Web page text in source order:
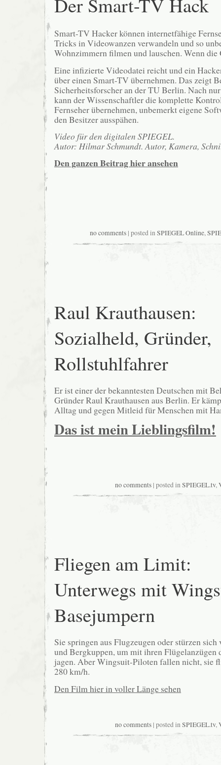
Smart-TV Hacker können internetfähige
Tricks in Videowanzen verwandeln und so
Wohnzimmern filmen und lauschen. Wenn
Eine infizierte Videodatei reicht und ein
über einen Smart-TV übernehmen. Das zeigt
Sicherheitsforscher an der TU Berlin. Nach
kann der Wissenschaftler die komplette
Fernseher übernehmen, unbemerkt eigene
den Besitzer ausspähen.
Video für den digitalen SPIEGEL.
Autor: Hilmar Schmundt. Autor, Kamera,
Den ganzen Beitrag hier ansehen
no comments | posted inSPIEGEL Online,
Raul Krauthausen:
Sozialheld, Gründer,
Rollstuhlfahrer
Er ist einer der bekanntesten Deutschen mit
Gründer Raul Krauthausen aus Berlin. Er
Alltag und gegen Mitleid für Menschen mit
Das ist mein Lieblingsfilm!
no comments | posted inSPIEGEL.tv,
Fliegen am Limit:
Unterwegs mit
Basejumpern
Sie springen aus Flugzeugen oder stürzen
und Bergkuppen, um mit ihren Flügelanzügen
jagen. Aber Wingsuit-Piloten fallen nicht, sie
280 km/h.
Den Film hier in voller Länge sehen
no comments | posted inSPIEGEL.tv,